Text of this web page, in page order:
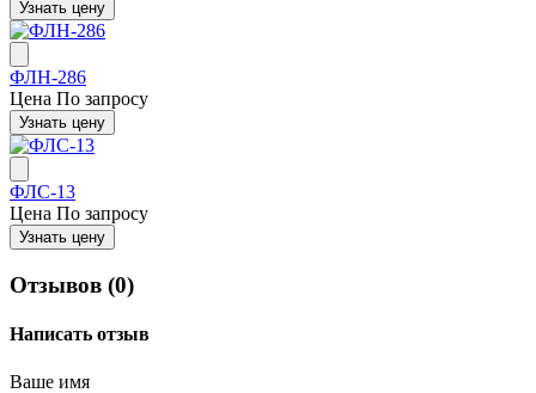
Узнать цену
ФЛН-286
Цена По запросу
Узнать цену
ФЛС-13
Цена По запросу
Узнать цену
Отзывов (0)
Написать отзыв
Ваше имя